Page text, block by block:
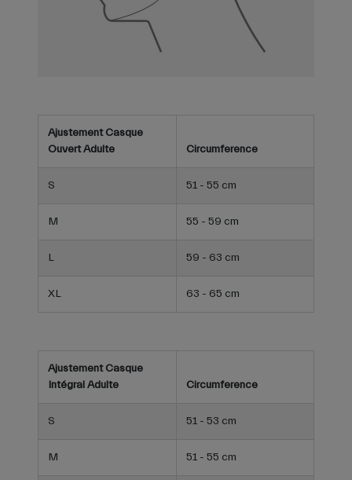
Ajustement Casque
Ouvert Adulte
Circumference
S 51 - 55 cm
M 55 - 59 cm
L 59 - 63 cm
XL 63 - 65 cm
Ajustement Casque
Intégral Adulte
Circumference
S 51 - 53 cm
M 51 - 55 cm